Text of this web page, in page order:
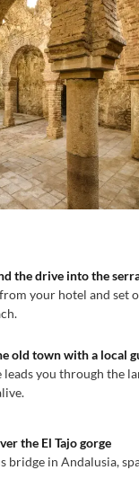
the drive into the
your hotel and set
old town with a local
you through the
the El Tajo gorge
bridge in Andalusia,